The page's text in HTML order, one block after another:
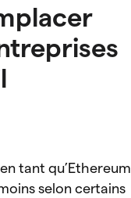
tant qu’Ethereum
selon certains